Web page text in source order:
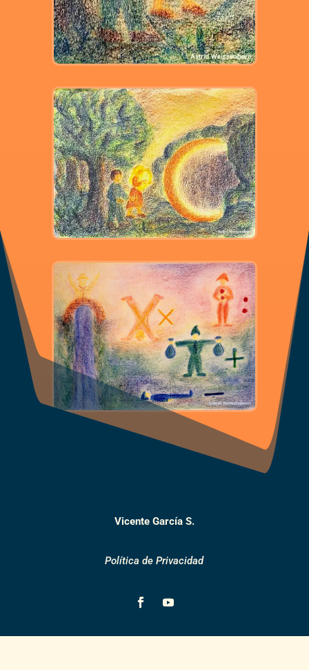
Vicente García S.
Política de Privacidad